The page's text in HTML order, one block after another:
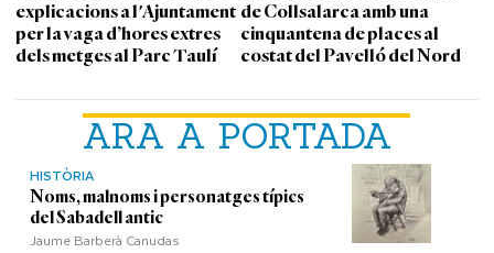
ARA A PORTADA
HISTÒRIA
Noms, malnoms i personatges típics
del Sabadell antic
Jaume Barberà Canudas
explicacions a l'Ajuntament
per la vaga d’hores extres
dels metges al Parc Taulí
de Collsalarca amb una
cinquantena de places al
costat del Pavelló del Nord